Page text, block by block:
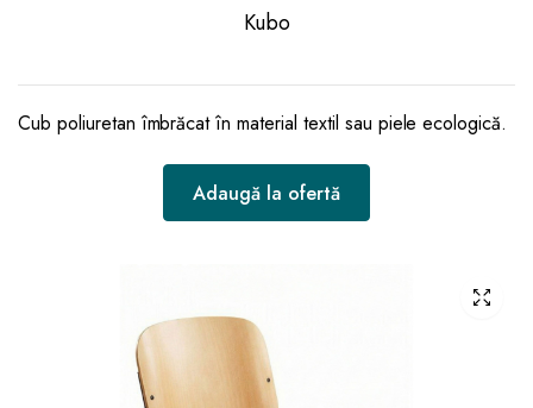
Kubo
Cub poliuretan îmbrăcat în material textil sau piele ecologică.
Adaugă la ofertă